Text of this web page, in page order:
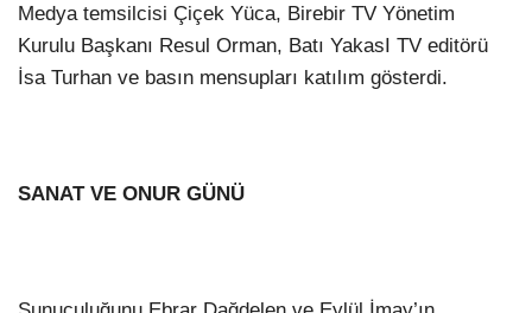
Medya temsilcisi Çiçek Yüca, Birebir TV Yönetim
Kurulu Başkanı Resul Orman, Batı YakasI TV editörü
İsa Turhan ve basın mensupları katılım gösterdi.
SANAT VE ONUR GÜNÜ